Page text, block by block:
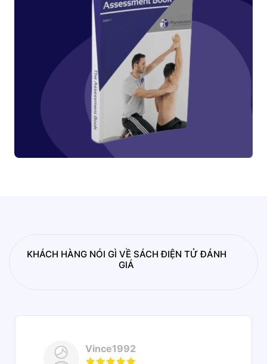
KHÁCH HÀNG NÓI GÌ VỀ SÁCH ĐIỆN TỬ ĐÁNH
GIÁ
Vince1992